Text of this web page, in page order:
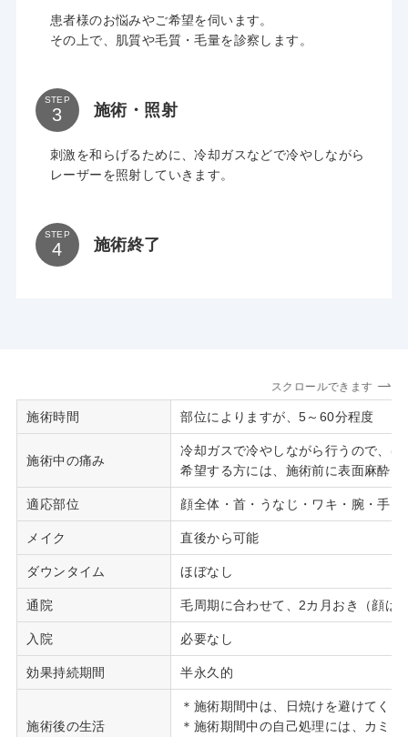
患者様のお悩みやご希望を伺います。
その上で、肌質や毛質・毛量を診察します。
STEP
施術・照射
刺激を和らげるために、冷却ガスなどで冷やしながら
レーザーを照射していきます。
STEP
施術終了
スクロールできます
施術時間 部位によりますが、5～60分程度
施術中の痛み
冷却ガスで冷やしながら行うので、ほ
希望する方には、施術前に表面麻酔
適応部位 顔全体・首・うなじ・ワキ・腕・手
メイク 直後から可能
ダウンタイム ほぼなし
通院 毛周期に合わせて、2カ月おき（顔は
入院 必要なし
効果持続期間 半永久的
施術後の生活
＊施術期間中は、日焼けを避けてくだ
＊施術期間中の自己処理には、カミ